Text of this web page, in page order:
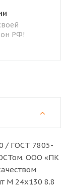
РФ!
/ ГОСТ 7805-
ООО «ПК
M 24x130 8.8